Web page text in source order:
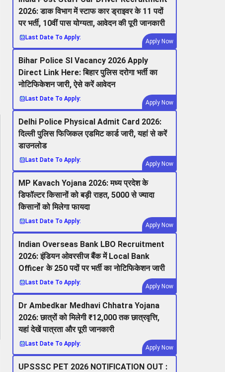
2026: डाक विभाग में स्टाफ कार ड्राइवर के 11 पदों
पर भर्ती, 10वीं पास योग्यता, आवेदन की पूरी जानकारी
Last Date To Apply:
Apply Now
Bihar Police SI Vacancy 2026 Apply
Direct Link Here: बिहार पुलिस दरोगा भर्ती का
नोटिफिकेशन जारी, ऐसे करें आवेदन
Last Date To Apply:
Apply Now
Delhi Police Physical Admit Card 2026:
दिल्ली पुलिस फिजिकल एडमिट कार्ड जारी, यहां से करें
डाउनलोड
Last Date To Apply:
Apply Now
MP Kavach Yojana 2026: मध्य प्रदेश के
डिफॉल्टर किसानों को बड़ी राहत, 5000 से ज्यादा
किसानों को मिलेगा फायदा
Last Date To Apply:
Apply Now
Indian Overseas Bank LBO Recruitment
2026: इंडियन ओवरसीज बैंक में Local Bank
Officer के 250 पदों पर भर्ती का नोटिफिकेशन जारी
Last Date To Apply:
Apply Now
Dr Ambedkar Medhavi Chhatra Yojana
2026: छात्रों को मिलेगी ₹12,000 तक छात्रवृत्ति,
यहां देखें पात्रता और पूरी जानकारी
Last Date To Apply:
Apply Now
UPSSSC PET 2026 NOTIFICATION OUT :